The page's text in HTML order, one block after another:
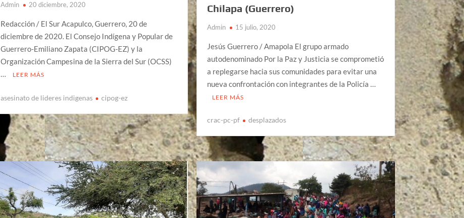
Admin 20 diciembre, 2020
Redacción / El Sur Acapulco, Guerrero, 20 de
diciembre de 2020. El Consejo Indígena y Popular de
Guerrero-Emiliano Zapata (CIPOG-EZ) y la
Organización Campesina de la Sierra del Sur (OCSS)
…
LEER MÁS
asesinato de lideres indigenas cipog-ez
Chilapa (Guerrero)
Admin 15 julio, 2020
Jesús Guerrero / Amapola El grupo armado
autodenominado Por la Paz y Justicia se comprometió
a replegarse hacia sus comunidades para evitar una
nueva confrontación con integrantes de la Policía …
LEER MÁS
crac-pc-pf desplazados